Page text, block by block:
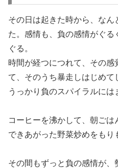
その日は起きた時から、なん
た。感情も、負の感情がぐ
ぐる。
時間が経つにつれて、その
て、そのうち暴走しはじめて
うっかり負のスパイラルには
コーヒーを沸かして、朝ごは
できあがった野菜炒めをもり
その間もずっと負の感情が、